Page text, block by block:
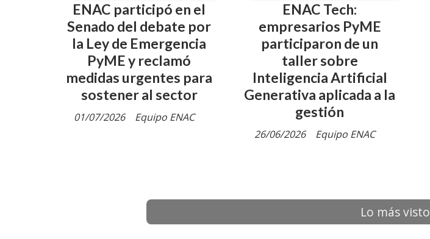
ENAC participó en el
Senado del debate por
la Ley de Emergencia
PyME y reclamó
medidas urgentes para
sostener al sector
Equipo ENAC
01/07/2026
ENAC Tech:
empresarios PyME
participaron de un
taller sobre
Inteligencia Artificial
Generativa aplicada a la
gestión
Equipo ENAC
26/06/2026
Lo más visto